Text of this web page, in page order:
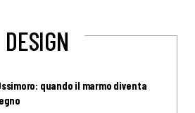
DESIGN
quando il marmo diventa